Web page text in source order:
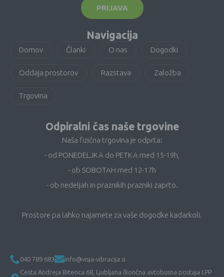
PRIJAVA
Navigacija
Domov Članki O nas Dogodki
Oddaja prostorov Razstava Založba
Trgovina
Odpiralni čas naše trgovine
Naša fizična trgovina je odprta:
- od PONEDELJKA do PETKA med 15-19h,
- ob SOBOTAH med 12-17h
- ob nedeljah in praznikih prazniki zaprto.
Prostore pa lahko najamete za vaše dogodke kadarkoli.
040 789 683
info@visja-vibracija.si
Cesta Andreja Bitenca 68, Ljubljana (končna avtobusna postaja LPP